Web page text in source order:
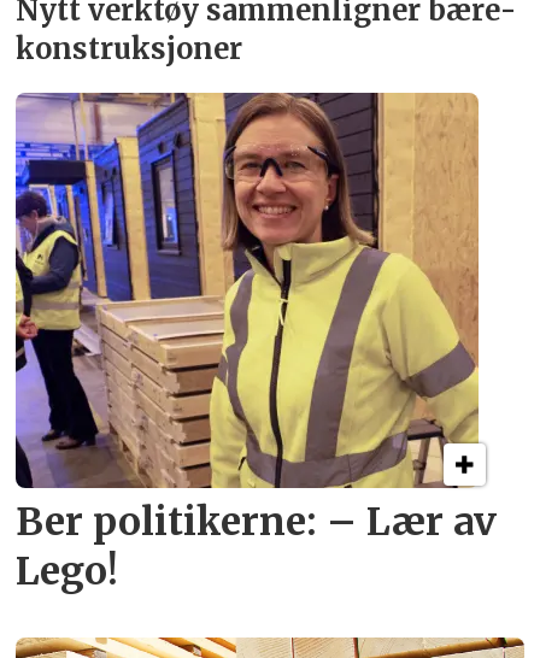
Nytt verktøy sammenligner bære­
konstruksjoner
Ber politikerne: – Lær av
Lego!